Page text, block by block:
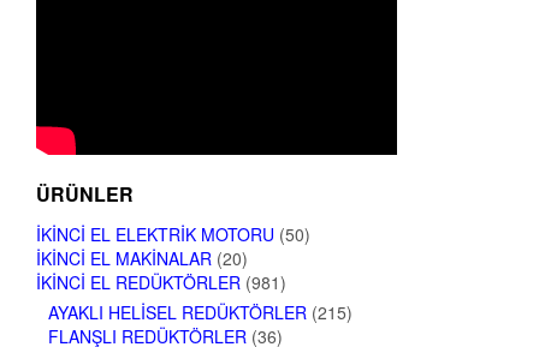
ÜRÜNLER
İKINCI EL ELEKTRIK MOTORU (50)
İKINCI EL MAKINALAR (20)
İKINCI EL REDÜKTÖRLER (981)
AYAKLI HELISEL REDÜKTÖRLER (215)
FLANŞLI REDÜKTÖRLER (36)